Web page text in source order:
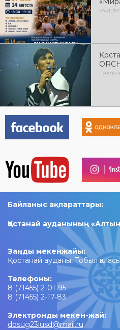
Байланыс ақпараттары:
Қостанай ауданының
Заңды мекенжайы:
Қостанай ауданы, Тобыл
Телефоны:
8 (71455) 2-01-95
8 (71455) 2-17-83
Электронды мекен-жай:
dosug23iusd@mail.ru